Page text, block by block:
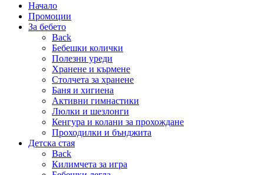
Начало
Промоции
За бебето
Back
Бебешки колички
Полезни уреди
Хранене и кърмене
Столчета за хранене
Баня и хигиена
Активни гимнастики
Люлки и шезлонги
Кенгура и колани за прохождане
Проходилки и бънджита
Детска стая
Back
Килимчета за игра